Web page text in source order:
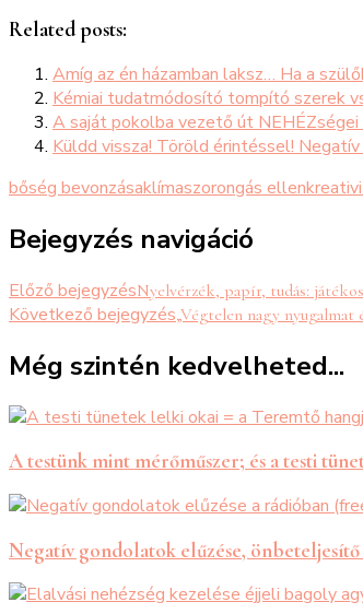
Related posts:
Amíg az én házamban laksz… Ha a
Kémiai tudatmódosító tompító szerek
A saját pokolba vezető út NEHÉZségei
Küldd vissza! Töröld érintéssel!
bőség bevonzásaklímaszorongás ellen
Bejegyzés navigáció
Előző bejegyzésNyelvérzék, papír, tudás:
Következő bejegyzés„Végtelen nagy
Még szintén kedvelheted...
A testünk mint mérőműszer; és a testi
Negatív gondolatok elűzése,